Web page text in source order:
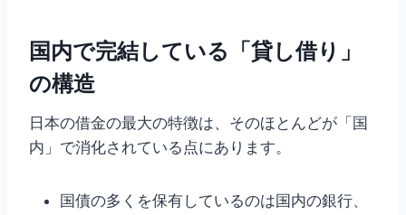
国内で完結している「貸し借り」
の構造
日本の借金の最大の特徴は、そのほとんどが「国
内」で消化されている点にあります。
国債の多くを保有しているのは国内の銀行、